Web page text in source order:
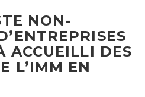
NON-
ACCUEILLI DES
L’IMM EN